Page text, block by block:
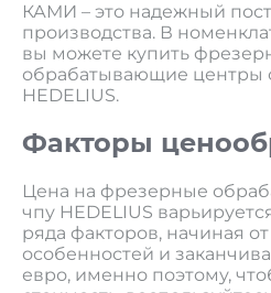
КАМИ – это надежный
производства. В
вы можете купить
обрабатывающие центры
HEDELIUS.
Факторы
Цена на фрезерные
чпу HEDELIUS
ряда факторов, начиная
особенностей и
евро, именно поэтому,